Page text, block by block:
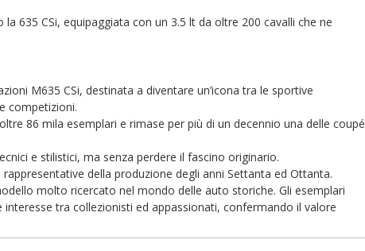
635 CSi, equipaggiata con un 3.5 lt da oltre 200 cavalli che ne
M635 CSi, destinata a diventare un’icona tra le sportive
competizioni.
86 mila esemplari e rimase per più di un decennio una delle coupé
e stilistici, ma senza perdere il fascino originario.
della produzione degli anni Settanta ed Ottanta.
molto ricercato nel mondo delle auto storiche. Gli esemplari
tra collezionisti ed appassionati, confermando il valore